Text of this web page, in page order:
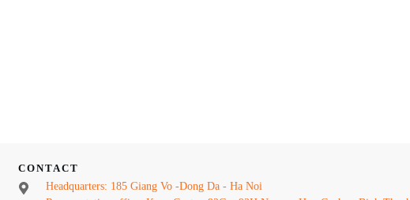
CONTACT
Headquarters: 185 Giang Vo -Dong Da - Ha Noi